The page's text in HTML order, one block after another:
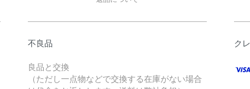
不良品
良品と交換
（ただし一点物などで交換する在庫がない場合
ク